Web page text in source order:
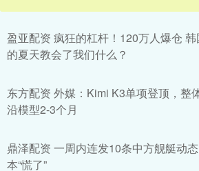
盈亚配资 疯狂的杠杆！120万人爆仓
的夏天教会了我们什么？
东方配资 外媒：Kimi K3单项登顶，整
沿模型2-3个月
鼎泽配资 一周内连发10条中方舰艇动
本“慌了”